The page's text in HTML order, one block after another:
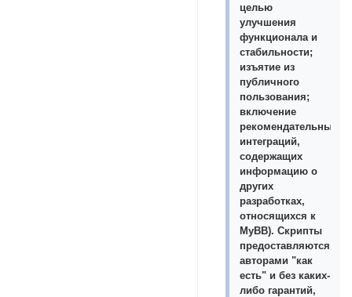
целью
улучшения
функционала и
стабильности;
изъятие из
публичного
пользования;
включение
рекомендательных
интеграций,
содержащих
информацию о
других
разработках,
относящихся к
MyBB). Скрипты
предоставляются
авторами "как
есть" и без каких-
либо гарантий,